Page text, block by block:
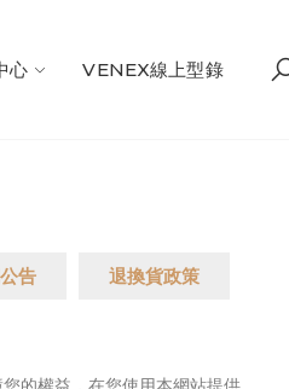
心 VENEX線上型錄
告 退換貨政策